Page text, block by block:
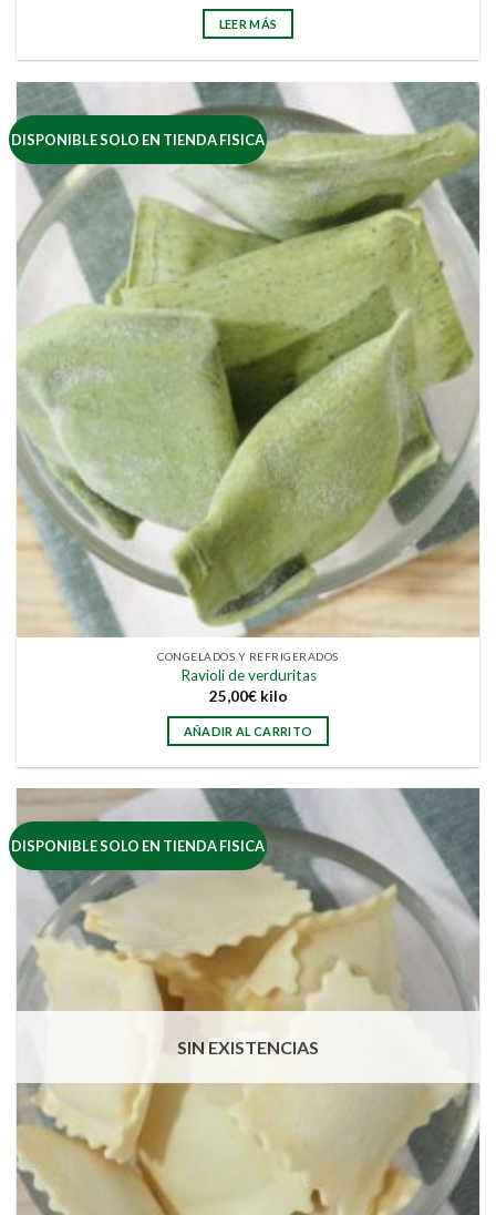
LEER MÁS
DISPONIBLE SOLO EN TIENDA FISICA
CONGELADOS Y REFRIGERADOS
Ravioli de verduritas
25,00€kilo
AÑADIR AL CARRITO
DISPONIBLE SOLO EN TIENDA FISICA
SIN EXISTENCIAS